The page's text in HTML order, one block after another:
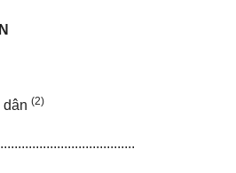
dân(2)